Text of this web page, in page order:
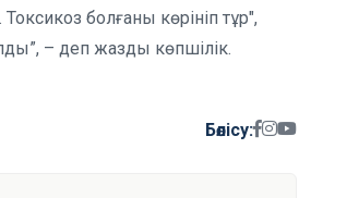
болғаны көрініп тұр",
– деп жазды көпшілік.
Бөлісу: